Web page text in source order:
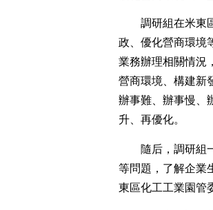
調研組在米東
政、優化營商環境
業務辦理相關情況
營商環境、構建新
辦事難、辦事慢、
升、再優化。
隨后，調研組
等問題，了解企業
東區化工工業園管